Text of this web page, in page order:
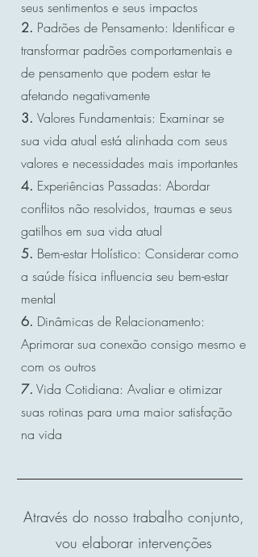
seus sentimentos e seus impactos
2. Padrões de Pensamento: Identificar e
transformar padrões comportamentais e
de pensamento que podem estar te
afetando negativamente
3. Valores Fundamentais: Examinar se
sua vida atual está alinhada com seus
valores e necessidades mais importantes
4. Experiências Passadas: Abordar
conflitos não resolvidos, traumas e seus
gatilhos em sua vida atual
5. Bem-estar Holístico: Considerar como
a saúde física influencia seu bem-estar
mental
6. Dinâmicas de Relacionamento:
Aprimorar sua conexão consigo mesmo e
com os outros
7. Vida Cotidiana: Avaliar e otimizar
suas rotinas para uma maior satisfação
na vida
Através do nosso trabalho conjunto,
vou elaborar intervenções